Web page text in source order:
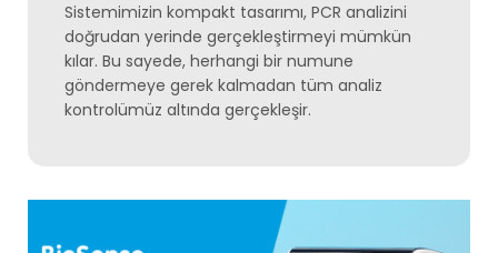
Sistemimizin kompakt tasarımı, PCR analizini
doğrudan yerinde gerçekleştirmeyi mümkün
kılar. Bu sayede, herhangi bir numune
göndermeye gerek kalmadan tüm analiz
kontrolümüz altında gerçekleşir.